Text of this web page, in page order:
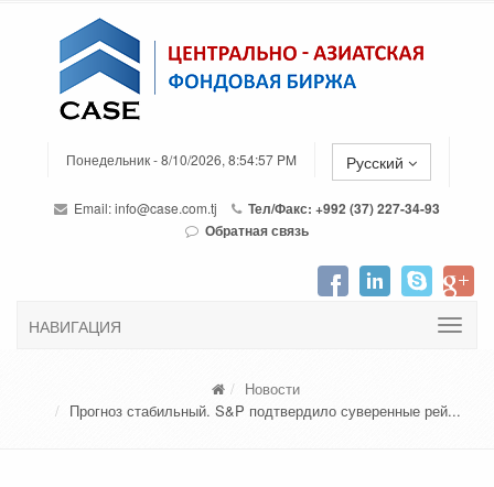
Понедельник - 8/10/2026, 8:54:57 PM Русский
Email:info@case.com.tj
Тел/Факс: +992 (37) 227-34-93
Обратная связь
НАВИГАЦИЯ
Новости
Прогноз стабильный. S&P подтвердило суверенные рей...